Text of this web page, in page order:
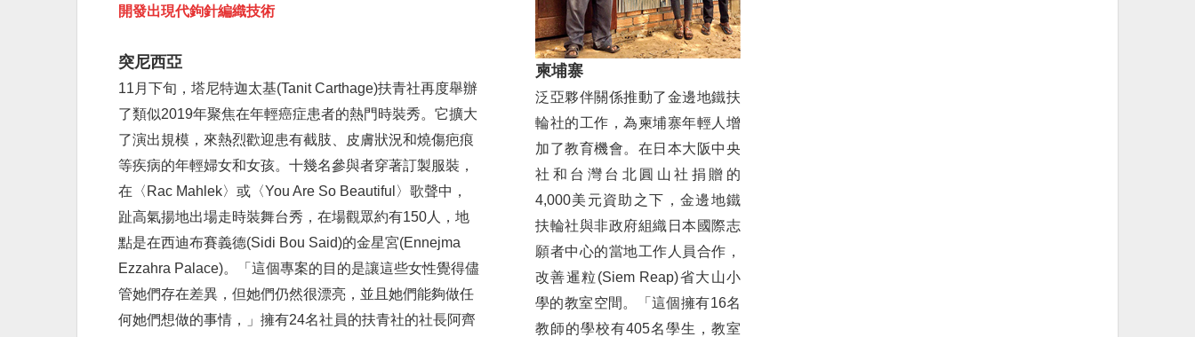
開發出現代鉤針編織技術
突尼西亞
11月下旬，塔尼特迦太基(Tanit Carthage)扶青社再度舉辦
了類似2019年聚焦在年輕癌症患者的熱門時裝秀。它擴大
了演出規模，來熱烈歡迎患有截肢、皮膚狀況和燒傷疤痕
等疾病的年輕婦女和女孩。十幾名參與者穿著訂製服裝，
在〈Rac Mahlek〉或〈You Are So Beautiful〉歌聲中，
趾高氣揚地出場走時裝舞台秀，在場觀眾約有150人，地
點是在西迪布賽義德(Sidi Bou Said)的金星宮(Ennejma
Ezzahra Palace)。「這個專案的目的是讓這些女性覺得儘
管她們存在差異，但她們仍然很漂亮，並且她們能夠做任
何她們想做的事情，」擁有24名社員的扶青社的社長阿齊
柬埔寨
泛亞夥伴關係推動了金邊地鐵扶
輪社的工作，為柬埔寨年輕人增
加了教育機會。在日本大阪中央
社和台灣台北圓山社捐贈的
4,000美元資助之下，金邊地鐵
扶輪社與非政府組織日本國際志
願者中心的當地工作人員合作，
改善暹粒(Siem Reap)省大山小
學的教室空間。「這個擁有16名
教師的學校有405名學生，教室